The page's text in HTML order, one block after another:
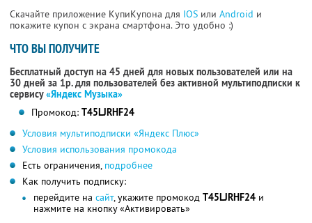
Скачайте приложение КупиКупона для IOS или Android и
покажите купон с экрана смартфона. Это удобно :)
ЧТО ВЫ ПОЛУЧИТЕ
Бесплатный доступ на 45 дней для новых пользователей или на
30 дней за 1р. для пользователей без активной мультиподписки к
сервису«Яндекс Музыка»
Промокод: T45LJRHF24
Условия мультиподписки «Яндекс Плюс»
Условия использования промокода
Есть ограничения, подробнее
Как получить подписку:
перейдите на сайт, укажите промокод T45LJRHF24 и
нажмите на кнопку «Активировать»